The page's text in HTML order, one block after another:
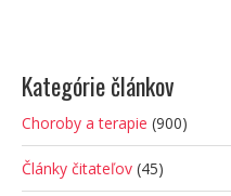
Kategórie článkov
Choroby a terapie (900)
Články čitateľov (45)